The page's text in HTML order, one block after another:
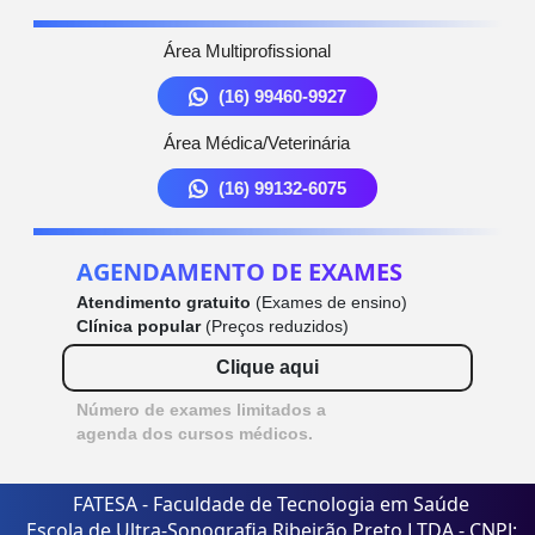
Área Multiprofissional
(16) 99460-9927
Área Médica/Veterinária
(16) 99132-6075
AGENDAMENTO DE EXAMES
Atendimento gratuito (Exames de ensino)
Clínica popular(Preços reduzidos)
Clique aqui
Número de exames limitados a
agenda dos cursos médicos.
FATESA - Faculdade de Tecnologia em Saúde